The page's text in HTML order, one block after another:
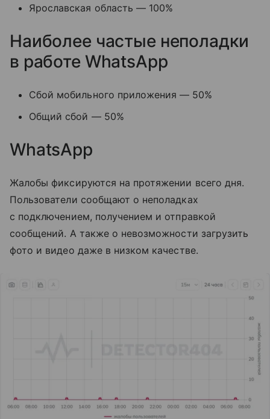
Ярославская область — 100%
Наиболее частые неполадки
в работе WhatsApp
Сбой мобильного приложения — 50%
Общий сбой — 50%
WhatsApp
Жалобы фиксируются на протяжении всего дня.
Пользователи сообщают о неполадках
с подключением, получением и отправкой
сообщений. А также о невозможности загрузить
фото и видео даже в низком качестве.